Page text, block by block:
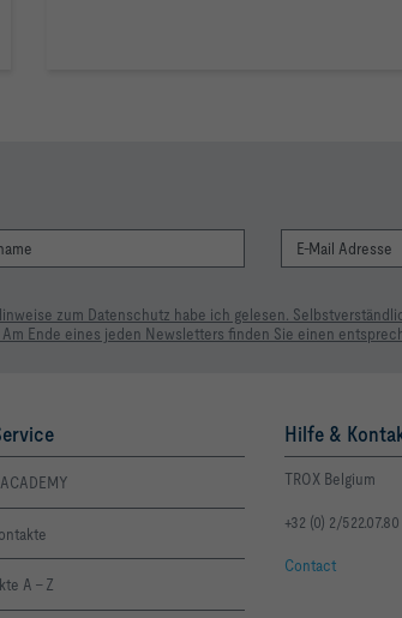
zum Datenschutz habe ich gelesen.
Ende eines jeden Newsletters finden Sie einen
A - Z
Hilfe &
TROX Belgium
+32 (0) 2/522.07.80
Contact